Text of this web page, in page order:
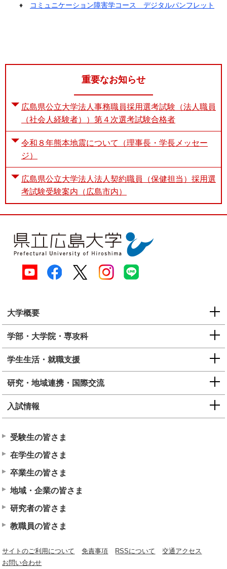
♦ コミュニケーション障害学コース デジタルパンフレット
重要なお知らせ
広島県公立大学法人事務職員採用選考試験（法人職員
（社会人経験者））第４次選考試験合格者
令和８年熊本地震について（理事長・学長メッセー
ジ）
広島県公立大学法人法人契約職員（保健担当）採用選
考試験受験案内（広島市内）
大学概要
学部・大学院・専攻科
学生生活・就職支援
研究・地域連携・国際交流
入試情報
受験生の皆さま
在学生の皆さま
卒業生の皆さま
地域・企業の皆さま
研究者の皆さま
教職員の皆さま
サイトのご利用について 免責事項 RSSについて
交通アクセス
お問い合わせ